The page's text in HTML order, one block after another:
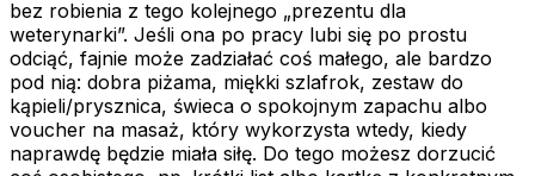
bez robienia z tego kolejnego „prezentu dla
weterynarki”. Jeśli ona po pracy lubi się po prostu
odciąć, fajnie może zadziałać coś małego, ale bardzo
pod nią: dobra piżama, miękki szlafrok, zestaw do
kąpieli/prysznica, świeca o spokojnym zapachu albo
voucher na masaż, który wykorzysta wtedy, kiedy
naprawdę będzie miała siłę. Do tego możesz dorzucić